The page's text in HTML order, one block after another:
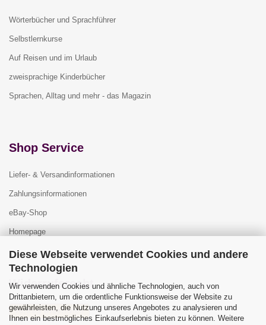
Diese Webseite verwendet Cookies und andere
Technologien
Wir verwenden Cookies und ähnliche Technologien, auch von
Drittanbietern, um die ordentliche Funktionsweise der Website zu
gewährleisten, die Nutzung unseres Angebotes zu analysieren und
Ihnen ein bestmögliches Einkaufserlebnis bieten zu können. Weitere
Wörterbücher und Sprachführer
Selbstlernkurse
Auf Reisen und im Urlaub
zweisprachige Kinderbücher
Sprachen, Alltag und mehr - das Magazin
Shop Service
Liefer- & Versandinformationen
Zahlungsinformationen
eBay-Shop
Homepage
Widerrufsrecht
Vertrag widerrufen